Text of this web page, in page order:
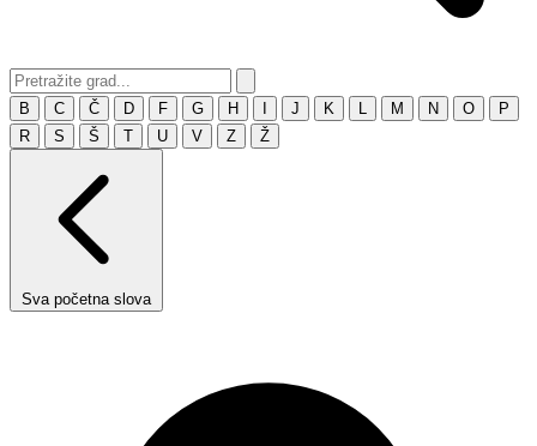
B C Č D F G H J K M N O
P
R
S Š T U V Z Ž
Sva početna slova